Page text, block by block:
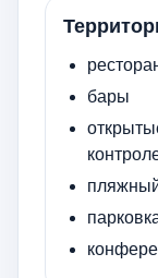
бары